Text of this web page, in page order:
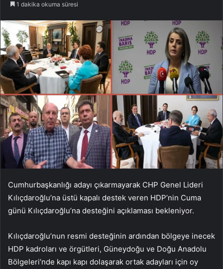
1 dakika okuma süresi
Cumhurbaşkanlığı adayı çıkarmayarak CHP Genel Lideri
Kılıçdaroğlu’na üstü kapalı destek veren HDP’nin Cuma
günü Kılıçdaroğlu’na desteğini açıklaması bekleniyor.
Kılıçdaroğlu’nun resmi desteğinin ardından bölgeye inecek
HDP kadroları ve örgütleri, Güneydoğu ve Doğu Anadolu
Bölgeleri’nde kapı kapı dolaşarak ortak adayları için oy